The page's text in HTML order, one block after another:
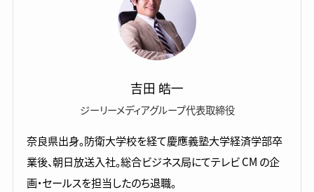
吉田 皓一
ジーリーメディアグループ代表取締役
奈良県出身。防衛大学校を経て慶應義塾大学経済学部卒
業後、朝日放送入社。総合ビジネス局にてテレビ CM の企
画・セールスを担当したのち退職。